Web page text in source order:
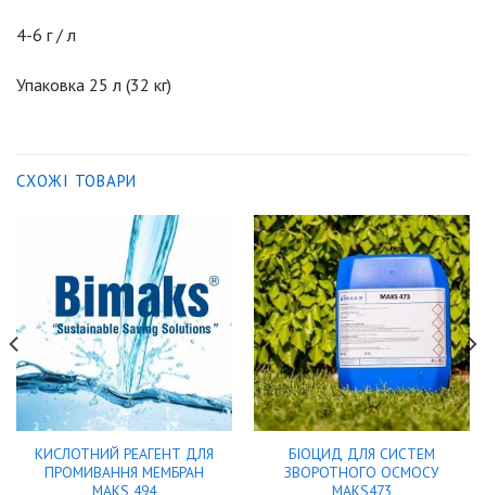
4-6 г / л
Упаковка 25 л (32 кг)
СХОЖІ ТОВАРИ
КИСЛОТНИЙ РЕАГЕНТ ДЛЯ
ПРОМИВАННЯ МЕМБРАН
MAKS 494
БІОЦИД ДЛЯ СИСТЕМ
ЗВОРОТНОГО ОСМОСУ
MAKS473